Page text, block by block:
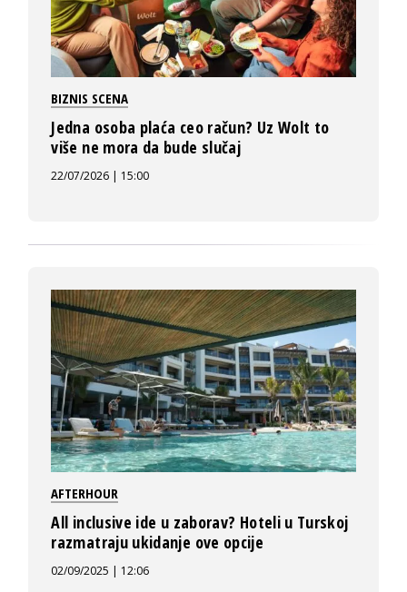
BIZNIS SCENA
Jedna osoba plaća ceo račun? Uz Wolt to
više ne mora da bude slučaj
22/07/2026 | 15:00
AFTERHOUR
All inclusive ide u zaborav? Hoteli u Turskoj
razmatraju ukidanje ove opcije
02/09/2025 | 12:06